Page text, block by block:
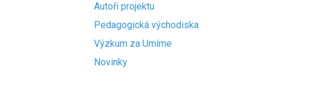
Autoři projektu
Pedagogická východiska
Výzkum za Umíme
Novinky